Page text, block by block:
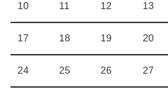
10 11 12 13
17 18 19 20
24 25 26 27